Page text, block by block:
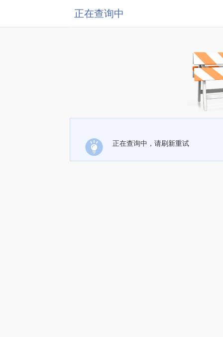
正在查询中
正在查询中，请刷新重试